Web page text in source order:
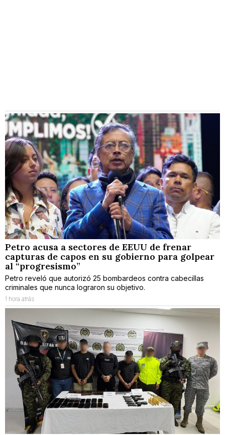
Petro acusa a sectores de EEUU de frenar
capturas de capos en su gobierno para golpear
al “progresismo”
Petro reveló que autorizó 25 bombardeos contra cabecillas
criminales que nunca lograron su objetivo.
1 hora atrás